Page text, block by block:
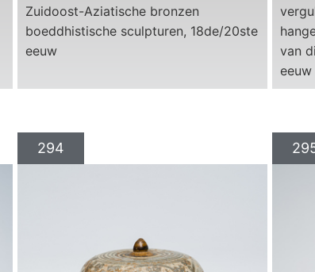
Zuidoost-Aziatische bronzen
boeddhistische sculpturen, 18de/20ste
eeuw
van
eeuw
294